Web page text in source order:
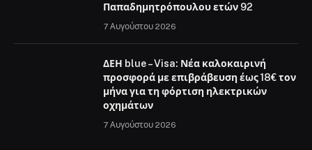
Παπαδημητρόπουλου ετών 92
7 Αυγούστου 2026
ΔΕΗ blue – Visa: Νέα καλοκαιρινή
προσφορά με επιβράβευση έως 18€ τον
μήνα για τη φόρτιση ηλεκτρικών
οχημάτων
7 Αυγούστου 2026